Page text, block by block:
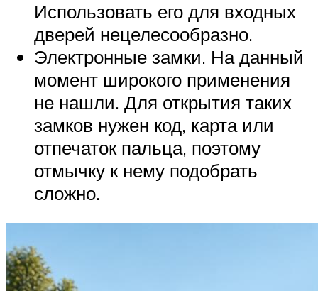
Использовать его для входных
дверей нецелесообразно.
Электронные замки. На данный
момент широкого применения
не нашли. Для открытия таких
замков нужен код, карта или
отпечаток пальца, поэтому
отмычку к нему подобрать
сложно.